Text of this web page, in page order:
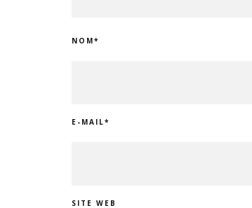
NOM*
E-MAIL*
SITE WEB